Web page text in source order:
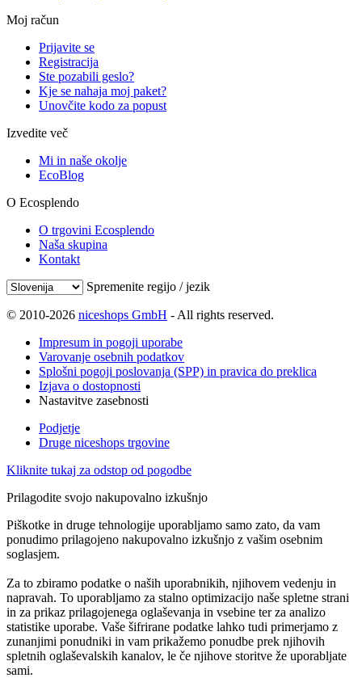
Moj račun
Prijavite se
Registracija
Ste pozabili geslo?
Kje se nahaja moj paket?
Unovčite kodo za popust
Izvedite več
Mi in naše okolje
EcoBlog
O Ecosplendo
O trgovini Ecosplendo
Naša skupina
Kontakt
Spremenite regijo / jezik
© 2010-2026 niceshops GmbH - All rights reserved.
Impresum in pogoji uporabe
Varovanje osebnih podatkov
Splošni pogoji poslovanja (SPP) in pravica do preklica
Izjava o dostopnosti
Nastavitve zasebnosti
Podjetje
Druge niceshops trgovine
Kliknite tukaj za odstop od pogodbe
Prilagodite svojo nakupovalno izkušnjo
Piškotke in druge tehnologije uporabljamo samo zato, da vam
ponudimo prilagojeno nakupovalno izkušnjo z vašim osebnim
soglasjem.
Za to zbiramo podatke o naših uporabnikih, njihovem vedenju in
napravah. To uporabljamo za stalno optimizacijo naše spletne strani
in za prikaz prilagojenega oglaševanja in vsebine ter za analizo
statistike uporabe. Vaše šifrirane podatke lahko tudi primerjamo z
zunanjimi ponudniki in vam prikažemo ponudbe prek njihovih
spletnih oglaševalskih kanalov, le če njihove storitve že uporabljate
sami.